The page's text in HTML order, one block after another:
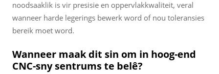
noodsaaklik is vir presisie en oppervlakkwaliteit, veral
wanneer harde legerings bewerk word of nou toleransies
bereik moet word.
Wanneer maak dit sin om in hoog-end
CNC-sny sentrums te belê?